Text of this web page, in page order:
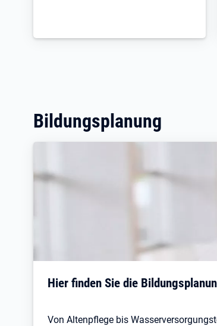
Bildungsplanung
Hier finden Sie die
Von Altenpflege bis